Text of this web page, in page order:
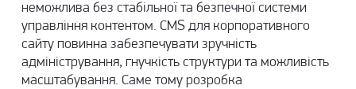
неможлива без стабільної та безпечної системи
управління контентом. CMS для корпоративного
сайту повинна забезпечувати зручність
адміністрування, гнучкість структури та можливість
масштабування. Саме тому розробка